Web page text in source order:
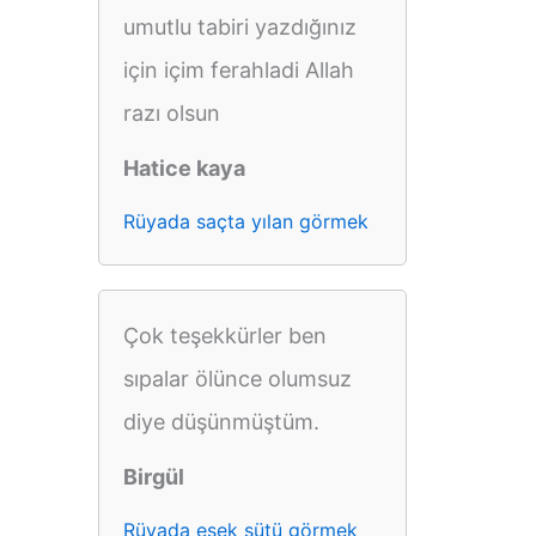
umutlu tabiri yazdığınız
için içim ferahladi Allah
razı olsun
Hatice kaya
Rüyada saçta yılan görmek
Çok teşekkürler ben
sıpalar ölünce olumsuz
diye düşünmüştüm.
Birgül
Rüyada eşek sütü görmek